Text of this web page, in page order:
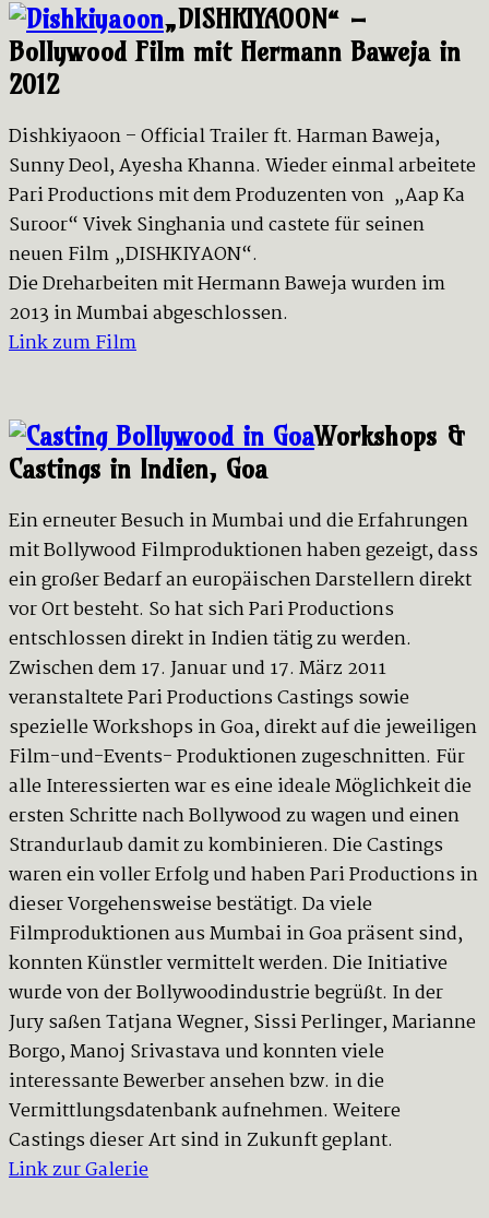
„DISHKIYAOON“ –
Bollywood Film mit Hermann Baweja in
2012
Dishkiyaoon – Official Trailer ft. Harman Baweja,
Sunny Deol, Ayesha Khanna. Wieder einmal arbeitete
Pari Productions mit dem Produzenten von „Aap Ka
Suroor“ Vivek Singhania und castete für seinen
neuen Film „DISHKIYAON“.
Die Dreharbeiten mit Hermann Baweja wurden im
2013 in Mumbai abgeschlossen.
Link zum Film
Workshops &
Castings in Indien, Goa
Ein erneuter Besuch in Mumbai und die Erfahrungen
mit Bollywood Filmproduktionen haben gezeigt, dass
ein großer Bedarf an europäischen Darstellern direkt
vor Ort besteht. So hat sich Pari Productions
entschlossen direkt in Indien tätig zu werden.
Zwischen dem 17. Januar und 17. März 2011
veranstaltete Pari Productions Castings sowie
spezielle Workshops in Goa, direkt auf die jeweiligen
Film-und-Events- Produktionen zugeschnitten. Für
alle Interessierten war es eine ideale Möglichkeit die
ersten Schritte nach Bollywood zu wagen und einen
Strandurlaub damit zu kombinieren. Die Castings
waren ein voller Erfolg und haben Pari Productions in
dieser Vorgehensweise bestätigt. Da viele
Filmproduktionen aus Mumbai in Goa präsent sind,
konnten Künstler vermittelt werden. Die Initiative
wurde von der Bollywoodindustrie begrüßt. In der
Jury saßen Tatjana Wegner, Sissi Perlinger, Marianne
Borgo, Manoj Srivastava und konnten viele
interessante Bewerber ansehen bzw. in die
Vermittlungsdatenbank aufnehmen. Weitere
Castings dieser Art sind in Zukunft geplant.
Link zur Galerie